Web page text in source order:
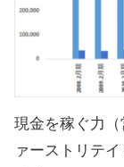
現金を稼ぐ力
ァーストリテ